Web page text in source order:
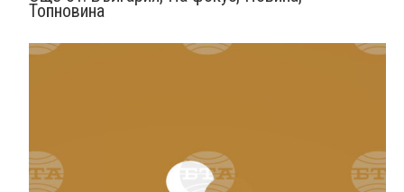
Топновина